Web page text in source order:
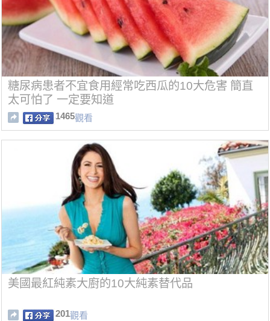
糖尿病患者不宜食用經常吃西瓜的10大危害 簡直
太可怕了 一定要知道
1465觀看
美國最紅純素大廚的10大純素替代品
201觀看